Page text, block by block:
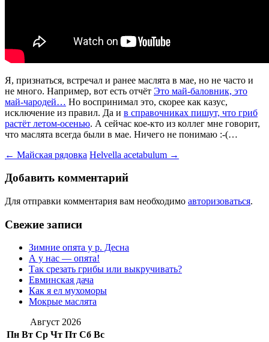
Я, признаться, встречал и ранее маслята в мае, но не часто и
не много. Например, вот есть отчёт Это май-баловник, это
май-чародей… Но воспринимал это, скорее как казус,
исключение из правил. Да и в справочниках пишут, что гриб
растёт летом-осенью. А сейчас кое-кто из коллег мне говорит,
что маслята всегда были в мае. Ничего не понимаю :-(…
Навигация
по
записям
← Майская рядовка Helvella acetabulum →
Добавить комментарий
Для отправки комментария вам необходимо авторизоваться.
Свежие записи
Зимние опята у р. Десна
А у нас — опята!
Так срезать грибы или выкручивать?
Евминская дача
Как я ел мухоморы
Мокрые маслята
Август 2026
Пн Вт Ср Чт Пт Сб Вс